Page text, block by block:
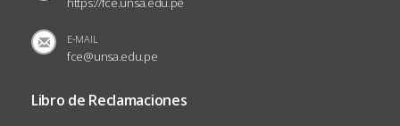
WEB SITE
https://fce.unsa.edu.pe
fce@unsa.edu.pe